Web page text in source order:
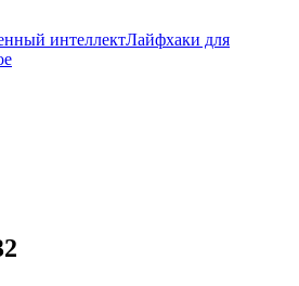
интеллектЛайфхаки для